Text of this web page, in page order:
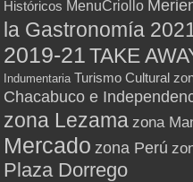
Históricos MenuCriollo
la Gastronomía
2019-21 TAKE
Indumentaria Turismo Cultural
Chacabuco e
zona Lezama zona
Mercado zona Perú
Plaza Dorrego